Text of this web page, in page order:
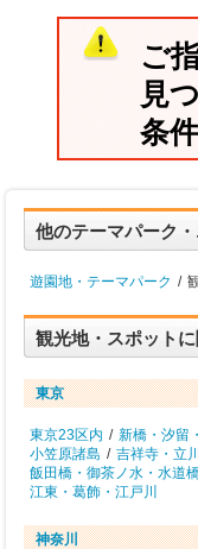
ご
見
条
他のテーマパーク
遊園地・テーマパーク /
観光地・スポット
東京
東京23区内 / 新橋・汐留
小笠原諸島 / 吉祥寺・立
飯田橋・御茶ノ水・水道
江東・葛飾・江戸川
神奈川